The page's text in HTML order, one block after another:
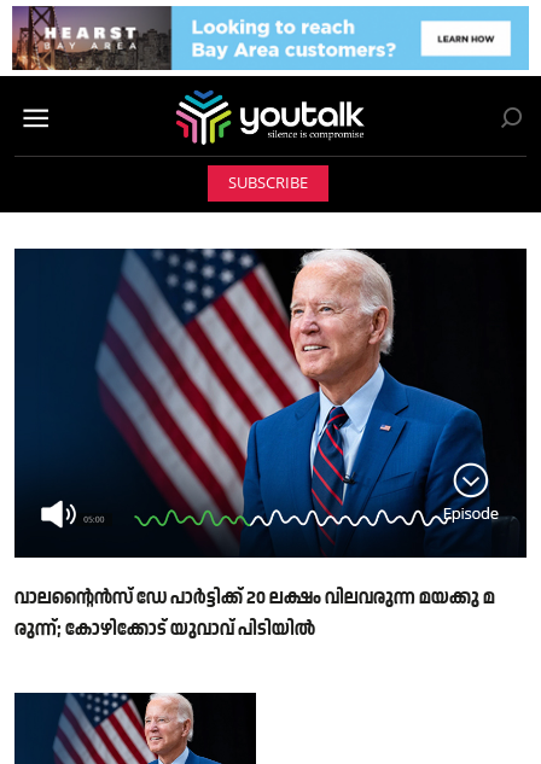
SUBSCRIBE
വാലന്റൈൻസ് ഡേ പാർട്ടിക്ക് 20 ലക്ഷം വിലവരുന്ന മയക്കു മ
രുന്ന്; കോഴിക്കോട് യുവാവ് പിടിയിൽ